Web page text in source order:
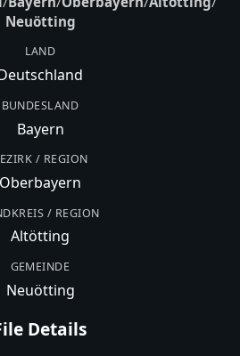
Neuötting
LAND
BUNDESLAND
Bayern
/ REGION
Oberbayern
/ REGION
Altötting
GEMEINDE
Neuötting
Details